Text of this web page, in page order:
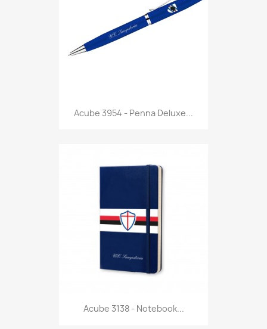
Anteprima
Acube 3954 - Penna Deluxe...
Anteprima
Acube 3138 - Notebook...